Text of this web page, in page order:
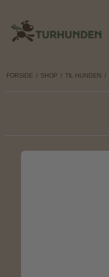
FORSIDE / SHOP / TIL HUNDEN /